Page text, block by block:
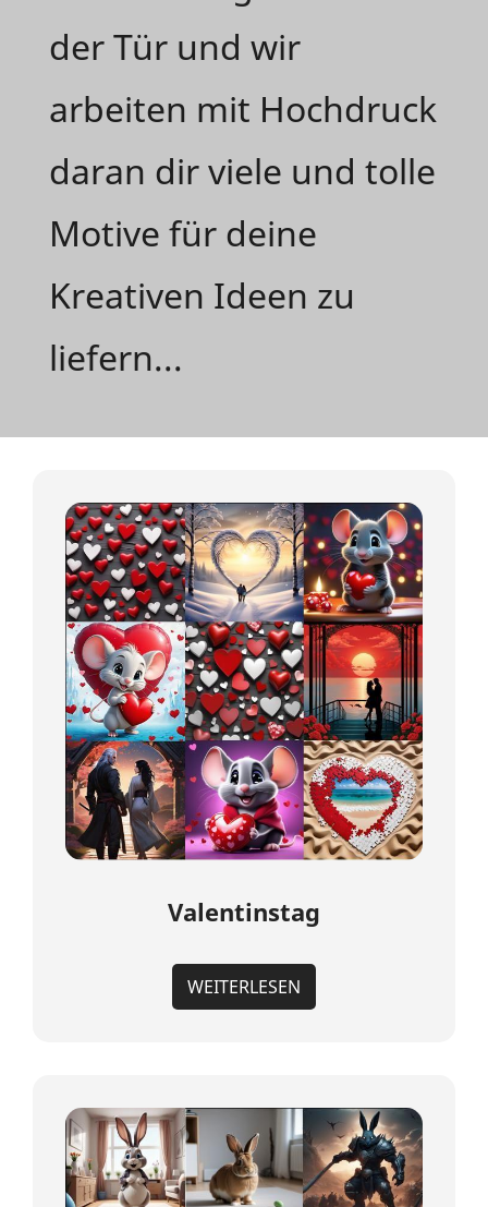
der Tür und wir
arbeiten mit Hochdruck
daran dir viele und tolle
Motive für deine
Kreativen Ideen zu
liefern...
Valentinstag
WEITERLESEN